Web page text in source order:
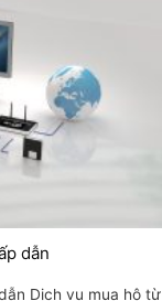
dẫn
Dịch vụ mua hộ từ